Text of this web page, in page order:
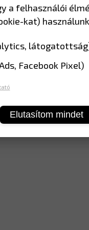
a felhasználói
kat)
Facebook Pixel)
Elutasítom mindet